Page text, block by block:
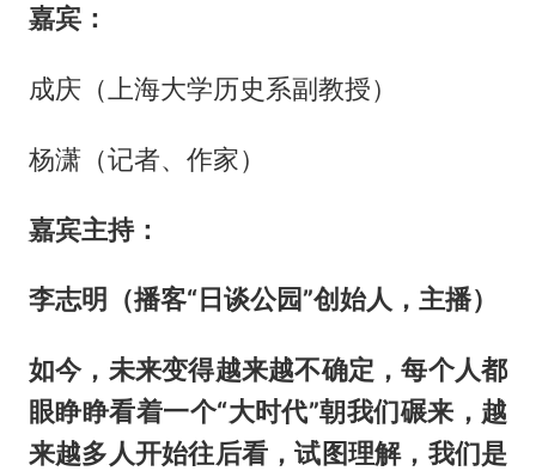
嘉宾：
成庆（上海大学历史系副教授）
杨潇（记者、作家）
嘉宾主持：
李志明（播客“日谈公园”创始人，主播）
如今，未来变得越来越不确定，每个人都
眼睁睁看着一个“大时代”朝我们碾来，越
来越多人开始往后看，试图理解，我们是